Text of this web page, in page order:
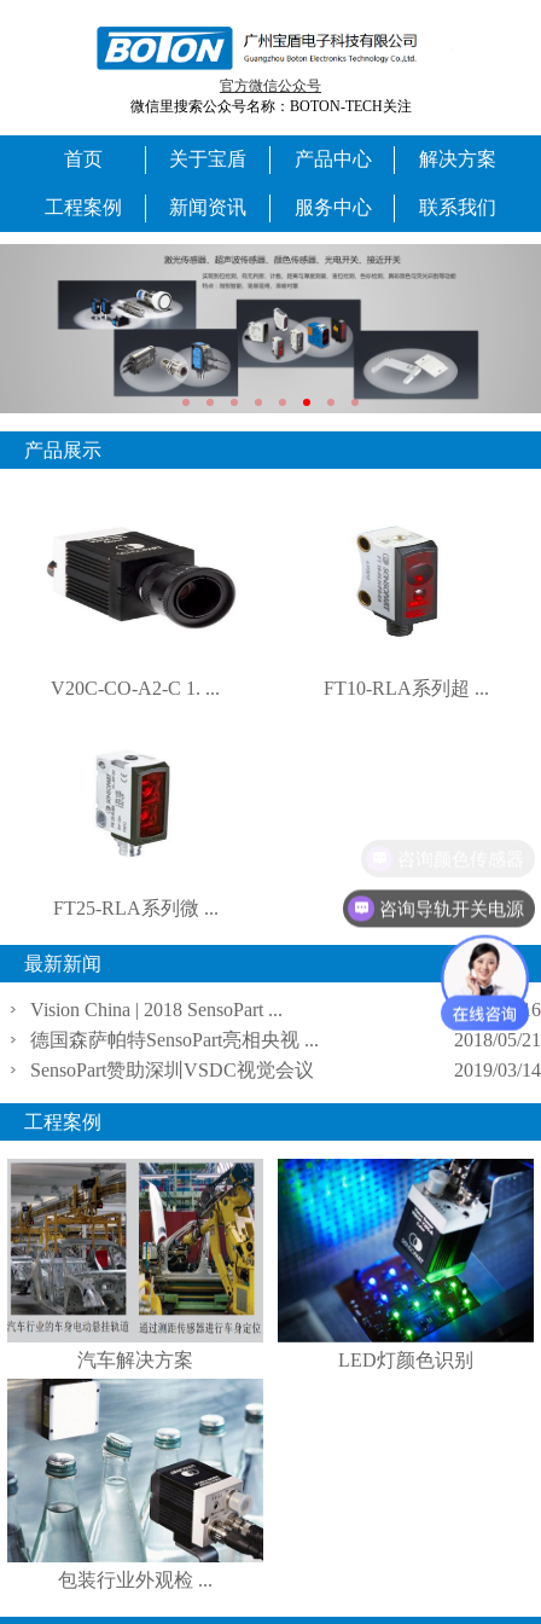
官方微信公众号
微信里搜索公众号名称：BOTON-TECH关注
首页 关于宝盾 产品中心 解决方案
工程案例 新闻资讯 服务中心 联系我们
产品展示
V20C-CO-A2-C 1. ... FT10-RLA系列超 ...
FT25-RLA系列微 ...
最新新闻
Vision China | 2018 SensoPart ...
2018/03/16
德国森萨帕特SensoPart亮相央视 ...
2018/05/21
SensoPart赞助深圳VSDC视觉会议
2019/03/14
工程案例
汽车解决方案 LED灯颜色识别
包装行业外观检 ...
咨询导轨开关电源